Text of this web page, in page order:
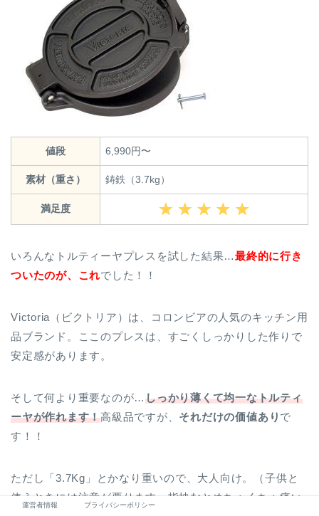
値段 6,990円〜
素材（重さ） 鋳鉄（3.7kg）
満足度
いろんなトルティーヤプレスを試した結果…最終的に行き
ついたのが、これでした！！
Victoria（ビクトリア）は、コロンビアの人気のキッチン用
品ブランド。ここのプレスは、すごくしっかりした作りで
安定感があります。
そして何より重要なのが…しっかり薄くて均一なトルティ
ーヤが作れます！高級品ですが、 それだけの価値あり で
す！！
ただし「3.7Kg」とかなり重いので、大人向け。（子供と
使うときには注意が要ります。指挟むとめちゃくちゃ痛い
運営者情報 プライバシーポリシー